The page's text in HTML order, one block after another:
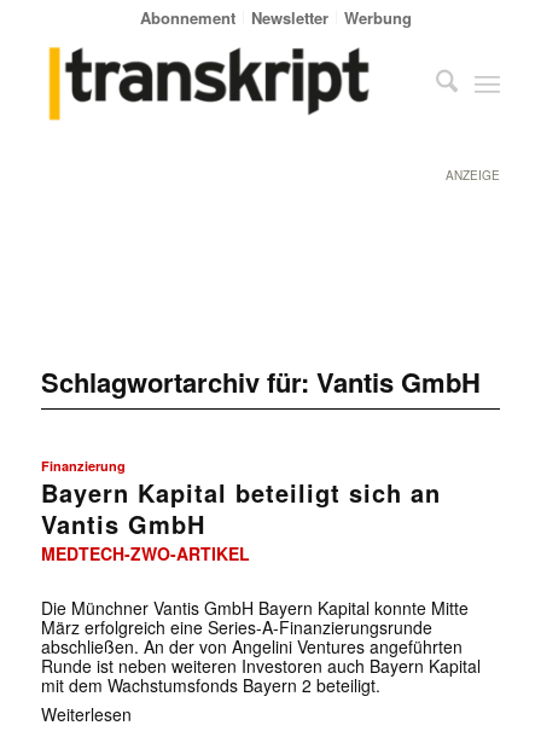
Abonnement Newsletter Werbung
ANZEIGE
Schlagwortarchiv für: Vantis GmbH
Finanzierung
Bayern Kapital beteiligt sich an
Vantis GmbH
MEDTECH-ZWO-ARTIKEL
Die Münchner Vantis GmbH Bayern Kapital konnte Mitte
März erfolgreich eine Series-A-Finanzierungsrunde
abschließen. An der von Angelini Ventures angeführten
Runde ist neben weiteren Investoren auch Bayern Kapital
mit dem Wachstumsfonds Bayern 2 beteiligt.
Weiterlesen